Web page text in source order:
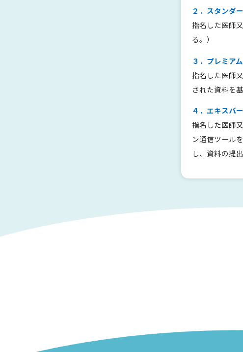
２．スタンダ
指名した医師
る。）
３．プレミア
指名した医師
された資料を
４．エキスパ
指名した医師
ン通信ツール
し、資料の提